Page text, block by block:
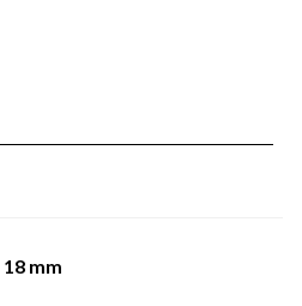
18 mm